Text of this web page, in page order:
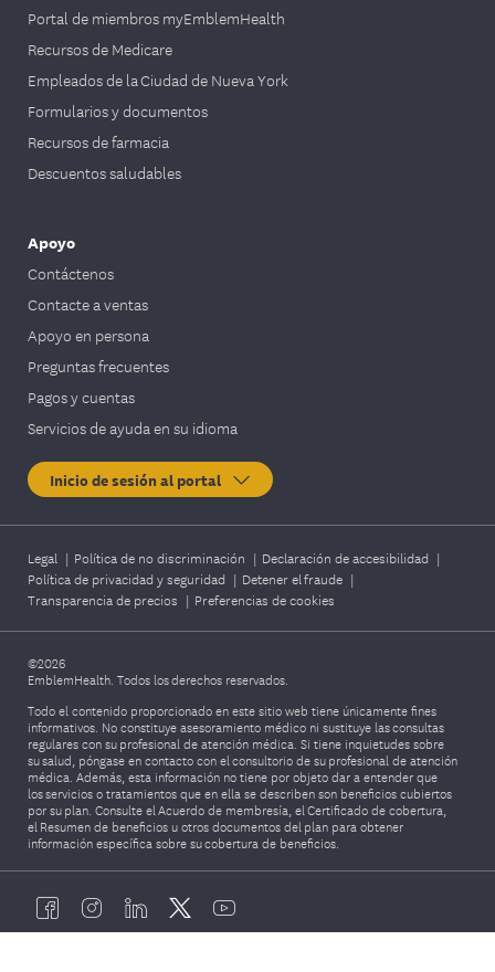
Portal de miembros myEmblemHealth
Recursos de Medicare
Empleados de la Ciudad de Nueva York
Formularios y documentos
Recursos de farmacia
Descuentos saludables
Apoyo
Contáctenos
Contacte a ventas
Apoyo en persona
Preguntas frecuentes
Pagos y cuentas
Servicios de ayuda en su idioma
Inicio de sesión al portal
Legal | Política de no discriminación | Declaración de accesibilidad |
Política de privacidad y seguridad | Detener el fraude |
Transparencia de precios | Preferencias de cookies
©2026
EmblemHealth. Todos los derechos reservados.
Todo el contenido proporcionado en este sitio web tiene únicamente fines
informativos. No constituye asesoramiento médico ni sustituye las consultas
regulares con su profesional de atención médica. Si tiene inquietudes sobre
su salud, póngase en contacto con el consultorio de su profesional de atención
médica. Además, esta información no tiene por objeto dar a entender que
los servicios o tratamientos que en ella se describen son beneficios cubiertos
por su plan. Consulte el Acuerdo de membresía, el Certificado de cobertura,
el Resumen de beneficios u otros documentos del plan para obtener
información específica sobre su cobertura de beneficios.